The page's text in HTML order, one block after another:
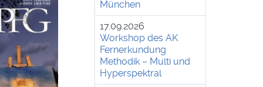
München
17.09.2026
Workshop des AK
Fernerkundung
Methodik – Multi und
Hyperspektral